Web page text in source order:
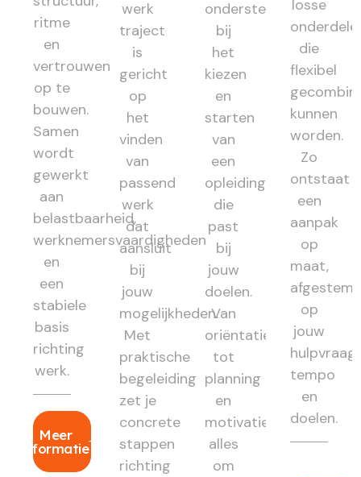
ritme
en
vertrouwen
op te
bouwen.
Samen
wordt
gewerkt
aan
belastbaarheid,
werknemersvaardigheden
en
een
stabiele
basis
richting
werk.
Meer
informatie
werk
traject
is
gericht
op
het
vinden
van
passend
werk
dat
aansluit
bij
jouw
mogelijkheden.
Met
praktische
begeleiding
zet je
concrete
stappen
richting
ondersteunt
bij
het
kiezen
en
starten
van
een
opleiding
die
past
bij
jouw
doelen.
Van
oriëntatie
tot
planning
en
motivatie:
alles
om
losse
die
flexibel
kunnen
worden.
Zo
ontstaat
een
aanpak
op
maat,
op
jouw
hulpvraag,
tempo
en
doelen.